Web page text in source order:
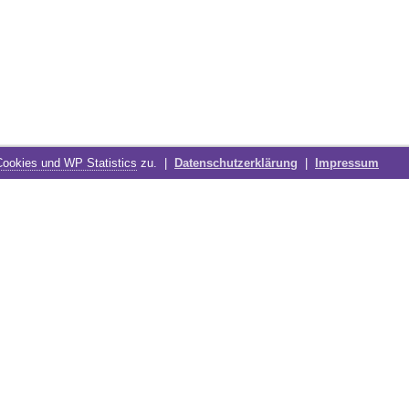
und WP Statistics zu. | Datenschutzerklärung Impressum